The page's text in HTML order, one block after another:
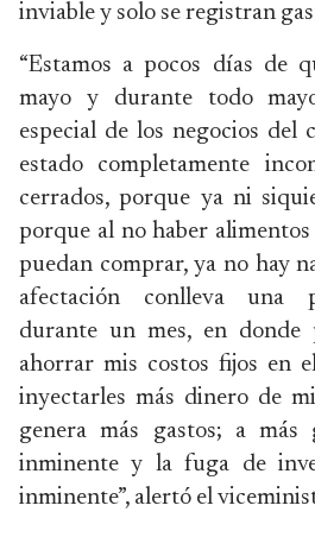
inviable y solo se registran
“Estamos a pocos días de
mayo y durante todo
especial de los negocios del
estado completamente
cerrados, porque ya ni
porque al no haber alimentos
puedan comprar, ya no hay
afectación conlleva una
durante un mes, en donde
ahorrar mis costos fijos en
inyectarles más dinero de
genera más gastos; a más
inminente y la fuga de
inminente”, alertó el